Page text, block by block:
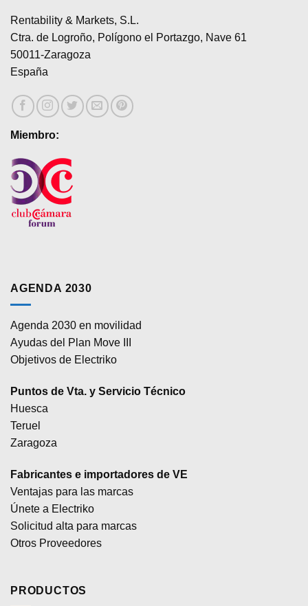
Rentability & Markets, S.L.
Ctra. de Logroño, Polígono el Portazgo, Nave 61
50011-Zaragoza
España
Miembro:
AGENDA 2030
Agenda 2030 en movilidad
Ayudas del Plan Move III
Objetivos de Electriko
Puntos de Vta. y Servicio Técnico
Huesca
Teruel
Zaragoza
Fabricantes e importadores de VE
Ventajas para las marcas
Únete a Electriko
Solicitud alta para marcas
Otros Proveedores
PRODUCTOS